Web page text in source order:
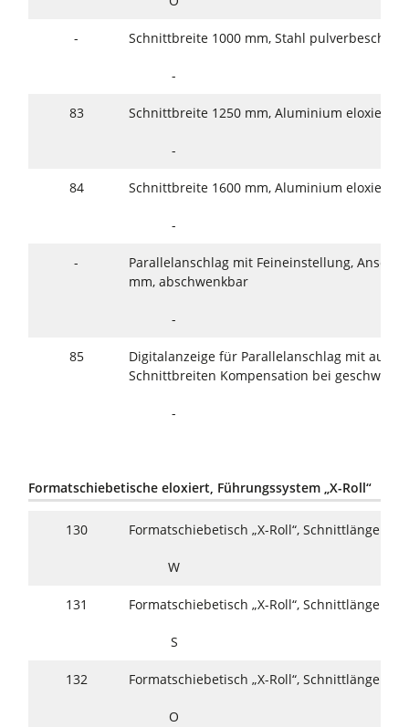
- Schnittbreite 1000 mm, Stahl
-
83 Schnittbreite 1250 mm, Aluminium eloxiert
-
84 Schnittbreite 1600 mm, Aluminium eloxiert
-
-
Parallelanschlag mit Feineinstellung,
mm, abschwenkbar
-
85
Digitalanzeige für Parallelanschlag mit
Schnittbreiten Kompensation bei
-
Formatschiebetische eloxiert, Führungssystem „X-Roll“
130 Formatschiebetisch „X-Roll“, Schnittlänge
W
131 Formatschiebetisch „X-Roll“, Schnittlänge
S
132 Formatschiebetisch „X-Roll“, Schnittlänge
O